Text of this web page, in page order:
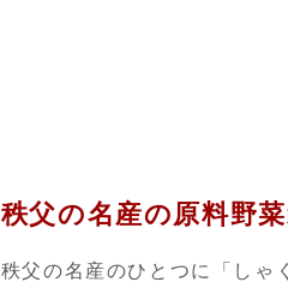
秩父の名産の原料野
秩父の名産のひとつに「しゃ